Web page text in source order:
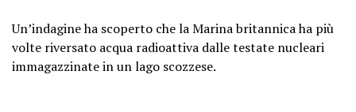
Un’indagine ha scoperto che la Marina britannica ha più
volte riversato acqua radioattiva dalle testate nucleari
immagazzinate in un lago scozzese.